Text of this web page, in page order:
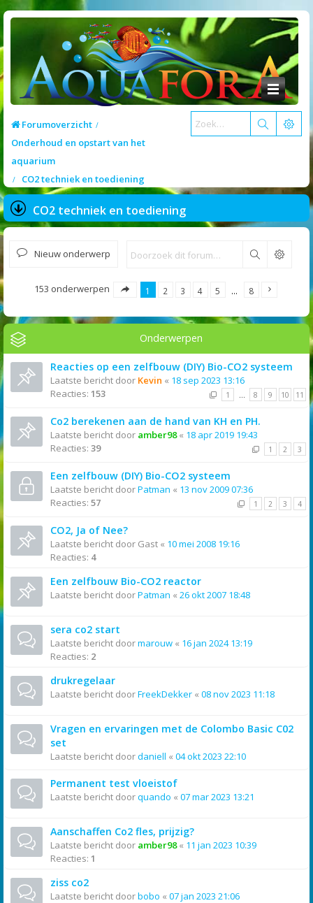
Forumoverzicht
Onderhoud en opstart van het
aquarium
CO2 techniek en toediening
CO2 techniek en toediening
Nieuw onderwerp Zoek
153 onderwerpen 1 2 3 4 5 … 8
Onderwerpen
Reacties op een zelfbouw (DIY) Bio-CO2 systeem
Laatste bericht door Kevin « 18 sep 2023 13:16
Reacties: 153 1 … 8 9 10 11
Co2 berekenen aan de hand van KH en PH.
Laatste bericht door amber98« 18 apr 2019 19:43
Reacties: 39 1 2 3
Een zelfbouw (DIY) Bio-CO2 systeem
Laatste bericht doorPatman « 13 nov 2009 07:36
Reacties: 57 1 2 3 4
CO2, Ja of Nee?
Laatste bericht door Gast « 10 mei 2008 19:16
Reacties: 4
Een zelfbouw Bio-CO2 reactor
Laatste bericht doorPatman « 26 okt 2007 18:48
sera co2 start
Laatste bericht doormarouw « 16 jan 2024 13:19
Reacties: 2
drukregelaar
Laatste bericht doorFreekDekker « 08 nov 2023 11:18
Vragen en ervaringen met de Colombo Basic C02
set
Laatste bericht doordaniell « 04 okt 2023 22:10
Permanent test vloeistof
Laatste bericht doorquando « 07 mar 2023 13:21
Aanschaffen Co2 fles, prijzig?
Laatste bericht door amber98« 11 jan 2023 10:39
Reacties: 1
ziss co2
Laatste bericht doorbobo « 07 jan 2023 21:06